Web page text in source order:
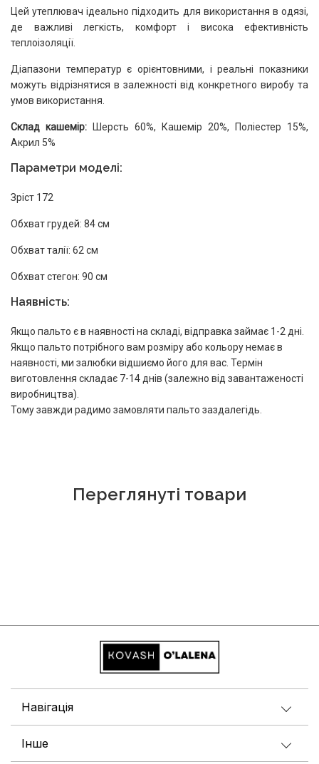
Цей утеплювач ідеально підходить для використання в одязі,
де важливі легкість, комфорт і висока ефективність
теплоізоляції.
Діапазони температур є орієнтовними, і реальні показники
можуть відрізнятися в залежності від конкретного виробу та
умов використання.
Склад кашемір:
Шерсть 60%, Кашемір 20%, Поліестер 15%,
Акрил 5%
Параметри моделі:
Зріст 172
Обхват грудей: 84 см
Обхват талії: 62 см
Обхват стегон: 90 см
Наявність:
Якщо пальто є в наявності на складі, відправка займає 1-2 дні.
Якщо пальто потрібного вам розміру або кольору немає в
наявності, ми залюбки відшиємо його для вас. Термін
виготовлення складає 7-14 днів (залежно від завантаженості
виробництва).
Тому завжди радимо замовляти пальто заздалегідь.
Переглянуті товари
Навігація
Інше